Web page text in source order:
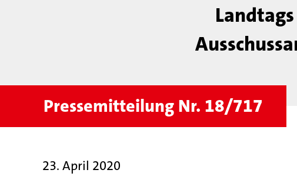
Pressemitteilung Nr. 18/717
23. April 2020